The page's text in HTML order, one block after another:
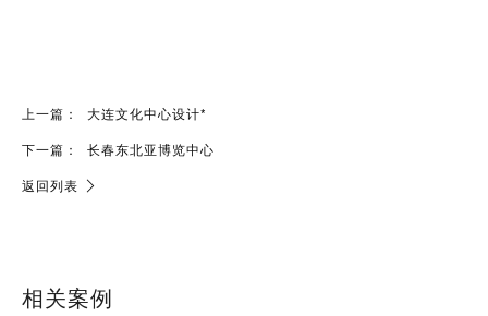
上一篇：
大连文化中心设计*
下一篇：
长春东北亚博览中心
返回列表
相关案例